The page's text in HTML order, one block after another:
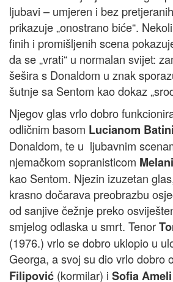
ljubavi – umjeren i bez
prikazuje „onostrano biće“.
finih i promišljenih scena
da se „vrati“ u normalan svijet:
šešira s Donaldom u znak
šutnje sa Sentom kao dokaz
Njegov glas vrlo dobro
odličnim basom Lucianom
Donaldom, te u ljubavnim
njemačkom sopranisticom
kao Sentom. Njezin izuzetan
krasno dočarava preobrazbu
od sanjive čežnje preko
smjelog odlaska u smrt. Tenor
(1976.) vrlo se dobro uklopio u
Georga, a svoj su dio vrlo dobro
Filipović (kormilar) i Sofia